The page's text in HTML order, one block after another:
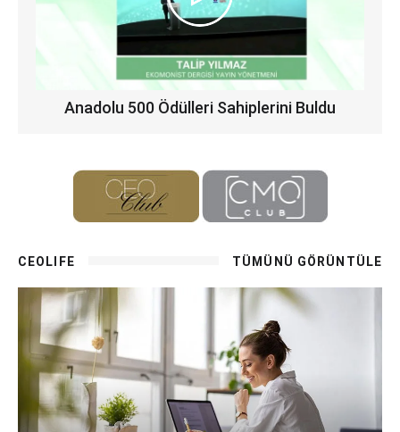
Anadolu 500 Ödülleri Sahiplerini Buldu
CEOLIFE TÜMÜNÜ GÖRÜNTÜLE